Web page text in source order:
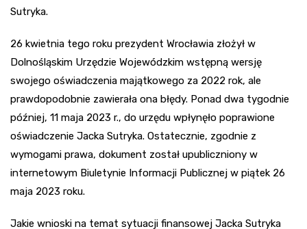
Sutryka.
26 kwietnia tego roku prezydent Wrocławia złożył w
Dolnośląskim Urzędzie Wojewódzkim wstępną wersję
swojego oświadczenia majątkowego za 2022 rok, ale
prawdopodobnie zawierała ona błędy. Ponad dwa tygodnie
później, 11 maja 2023 r., do urzędu wpłynęło poprawione
oświadczenie Jacka Sutryka. Ostatecznie, zgodnie z
wymogami prawa, dokument został upubliczniony w
internetowym Biuletynie Informacji Publicznej w piątek 26
maja 2023 roku.
Jakie wnioski na temat sytuacji finansowej Jacka Sutryka